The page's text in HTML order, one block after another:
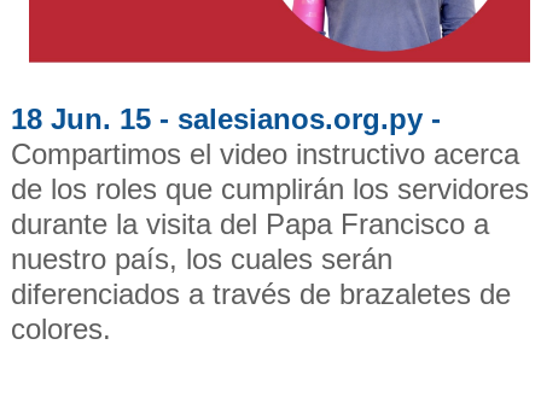
18 Jun. 15 - salesianos.org.py -
Compartimos el video instructivo acerca
de los roles que cumplirán los servidores
durante la visita del Papa Francisco a
nuestro país, los cuales serán
diferenciados a través de brazaletes de
colores.